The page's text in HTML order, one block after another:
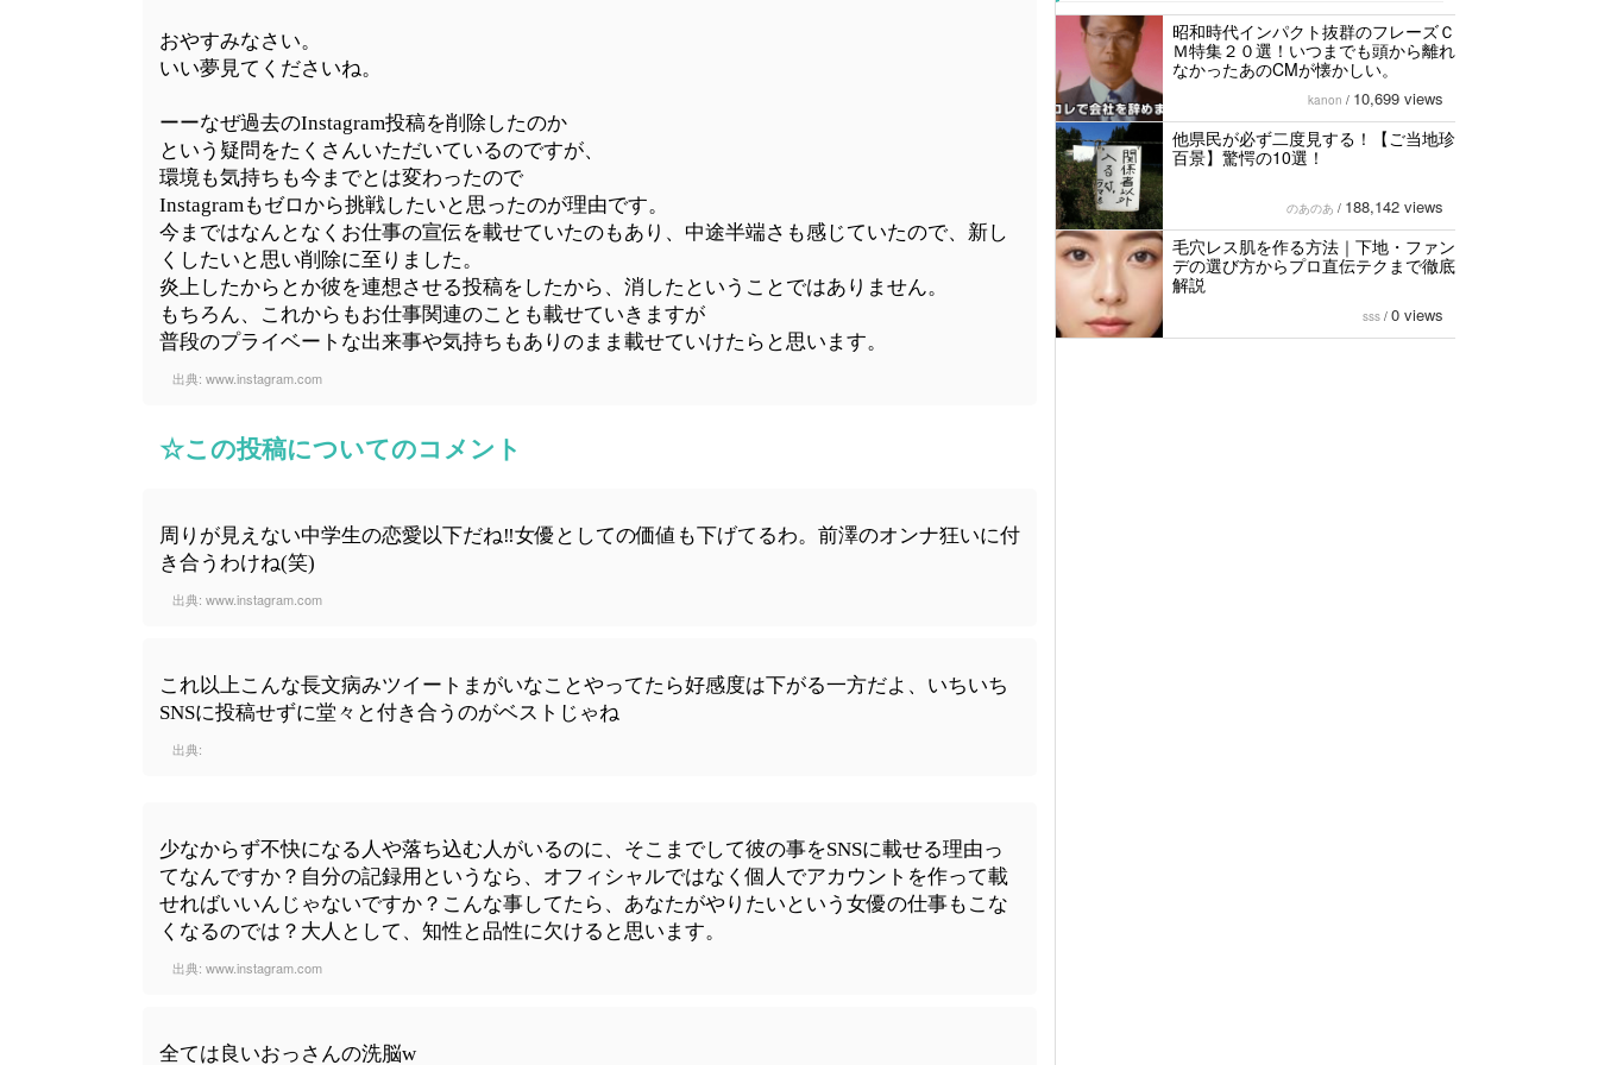
おやすみなさい。
いい夢見てくださいね。
ーーなぜ過去のInstagram投稿を削除したのか
という疑問をたくさんいただいているのですが、
環境も気持ちも今までとは変わったので
Instagramもゼロから挑戦したいと思ったのが理由です。
今まではなんとなくお仕事の宣伝を載せていたのもあり、中途半端さも感じていたので、新し
くしたいと思い削除に至りました。
炎上したからとか彼を連想させる投稿をしたから、消したということではありません。
もちろん、これからもお仕事関連のことも載せていきますが
普段のプライベートな出来事や気持ちもありのまま載せていけたらと思います。
出典: www.instagram.com
☆この投稿についてのコメント
周りが見えない中学生の恋愛以下だね‼️女優としての価値も下げてるわ。前澤のオンナ狂いに付
き合うわけね(笑)
出典: www.instagram.com
これ以上こんな長文病みツイートまがいなことやってたら好感度は下がる一方だよ、いちいち
SNSに投稿せずに堂々と付き合うのがベストじゃね
出典:
少なからず不快になる人や落ち込む人がいるのに、そこまでして彼の事をSNSに載せる理由っ
てなんですか？自分の記録用というなら、オフィシャルではなく個人でアカウントを作って載
せればいいんじゃないですか？こんな事してたら、あなたがやりたいという女優の仕事もこな
くなるのでは？大人として、知性と品性に欠けると思います。
出典: www.instagram.com
全ては良いおっさんの洗脳w
昭和時代インパクト抜群のフレーズＣ
Ｍ特集２０選！いつまでも頭から離れ
なかったあのCMが懐かしい。
kanon / 10,699 views
他県民が必ず二度見する！【ご当地珍
百景】驚愕の10選！
のあのあ / 188,142 views
毛穴レス肌を作る方法｜下地・ファン
デの選び方からプロ直伝テクまで徹底
解説
sss / 0 views